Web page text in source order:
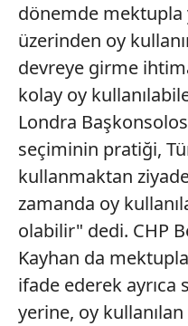
dönemde
üzerinden oy
devreye girme
kolay oy
Londra
seçiminin pratiği,
kullanmaktan
zamanda oy
olabilir" dedi. CHP
Kayhan da
ifade ederek ayrıca
yerine, oy